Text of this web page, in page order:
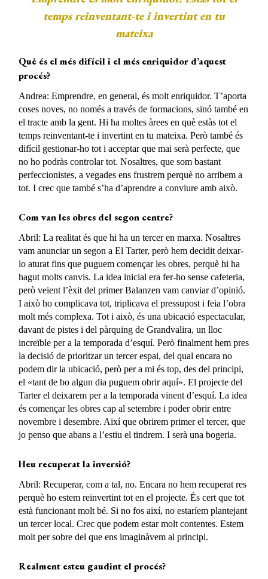
temps reinventant-te i invertint en tu
mateixa
Què és el més difícil i el més enriquidor d’aquest
procés?
Andrea: Emprendre, en general, és molt enriquidor. T’aporta
coses noves, no només a través de formacions, sinó també en
el tracte amb la gent. Hi ha moltes àrees en què estàs tot el
temps reinventant-te i invertint en tu mateixa. Però també és
difícil gestionar-ho tot i acceptar que mai serà perfecte, que
no ho podràs controlar tot. Nosaltres, que som bastant
perfeccionistes, a vegades ens frustrem perquè no arribem a
tot. I crec que també s’ha d’aprendre a conviure amb això.
Com van les obres del segon centre?
Abril: La realitat és que hi ha un tercer en marxa. Nosaltres
vam anunciar un segon a El Tarter, però hem decidit deixar-
lo aturat fins que puguem començar les obres, perquè hi ha
hagut molts canvis. La idea inicial era fer-ho sense cafeteria,
però veient l’èxit del primer Balanzen vam canviar d’opinió.
I això ho complicava tot, triplicava el pressupost i feia l’obra
molt més complexa. Tot i això, és una ubicació espectacular,
davant de pistes i del pàrquing de Grandvalira, un lloc
increïble per a la temporada d’esquí. Però finalment hem pres
la decisió de prioritzar un tercer espai, del qual encara no
podem dir la ubicació, però per a mi és top, des del principi,
el «tant de bo algun dia puguem obrir aquí». El projecte del
Tarter el deixarem per a la temporada vinent d’esquí. La idea
és començar les obres cap al setembre i poder obrir entre
novembre i desembre. Així que obrirem primer el tercer, que
jo penso que abans a l’estiu el tindrem. I serà una bogeria.
Heu recuperat la inversió?
Abril: Recuperar, com a tal, no. Encara no hem recuperat res
perquè ho estem reinvertint tot en el projecte. És cert que tot
està funcionant molt bé. Si no fos així, no estaríem plantejant
un tercer local. Crec que podem estar molt contentes. Estem
molt per sobre del que ens imaginàvem al principi.
Realment esteu gaudint el procés?